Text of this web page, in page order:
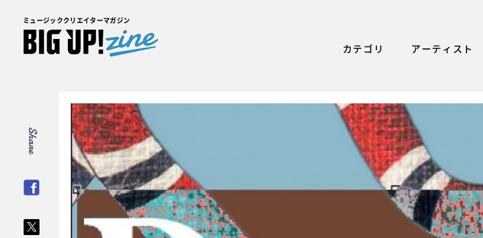
ミュージッククリエイターマガジン
カテゴリ アーティスト
Share